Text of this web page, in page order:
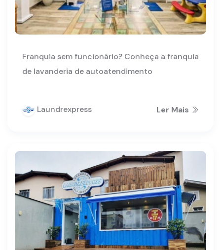
Franquia sem funcionário? Conheça a franquia
de lavanderia de autoatendimento
Laundrexpress Ler Mais